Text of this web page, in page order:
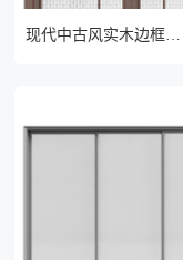
现代中古风实木边框玻璃推拉门3d模型